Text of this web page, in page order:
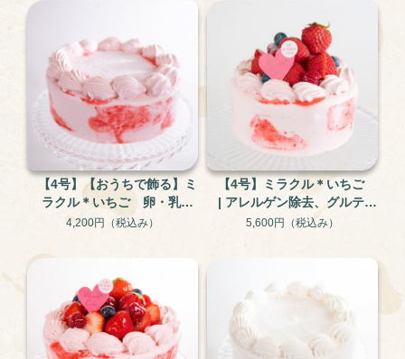
【4号】【おうちで飾る】ミ
ラクル＊いちご 卵・乳・
小麦不使用のアレルギー対
4,200円 （税込み）
【4号】ミラクル＊いちご
| アレルゲン除去、グルテン
フリー
5,600円 （税込み）